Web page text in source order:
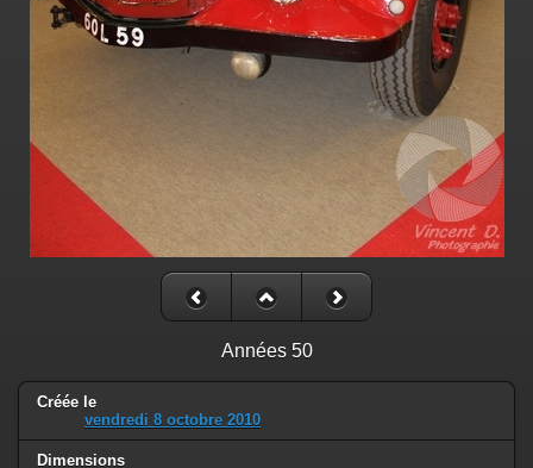
Années 50
Créée le
vendredi 8 octobre 2010
Dimensions